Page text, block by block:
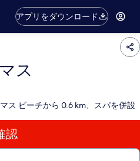
アプリをダウンロード
ス
ス ビーチから 0.6 km、スパを併設
認